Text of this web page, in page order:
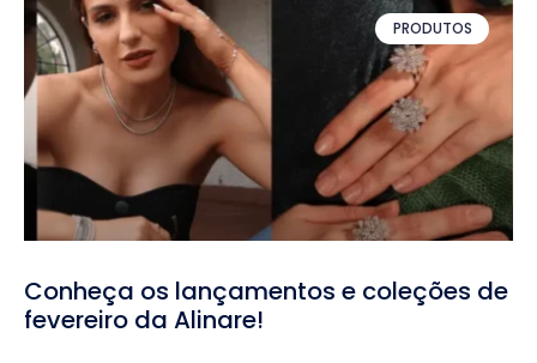
PRODUTOS
Conheça os lançamentos e coleções de
fevereiro da Alinare!